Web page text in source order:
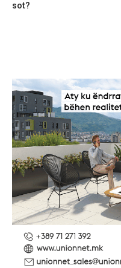
sot?